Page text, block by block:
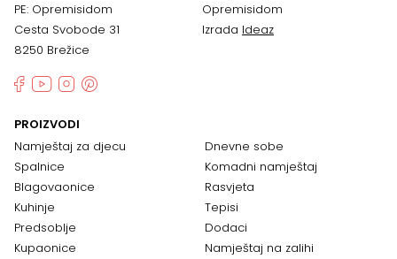
PE: Opremisidom
Cesta Svobode 31
8250 Brežice
Opremisidom
Izrada Ideaz
PROIZVODI
Namještaj za djecu
Spalnice
Blagovaonice
Kuhinje
Predsoblje
Kupaonice
Dnevne sobe
Komadni namještaj
Rasvjeta
Tepisi
Dodaci
Namještaj na zalihi